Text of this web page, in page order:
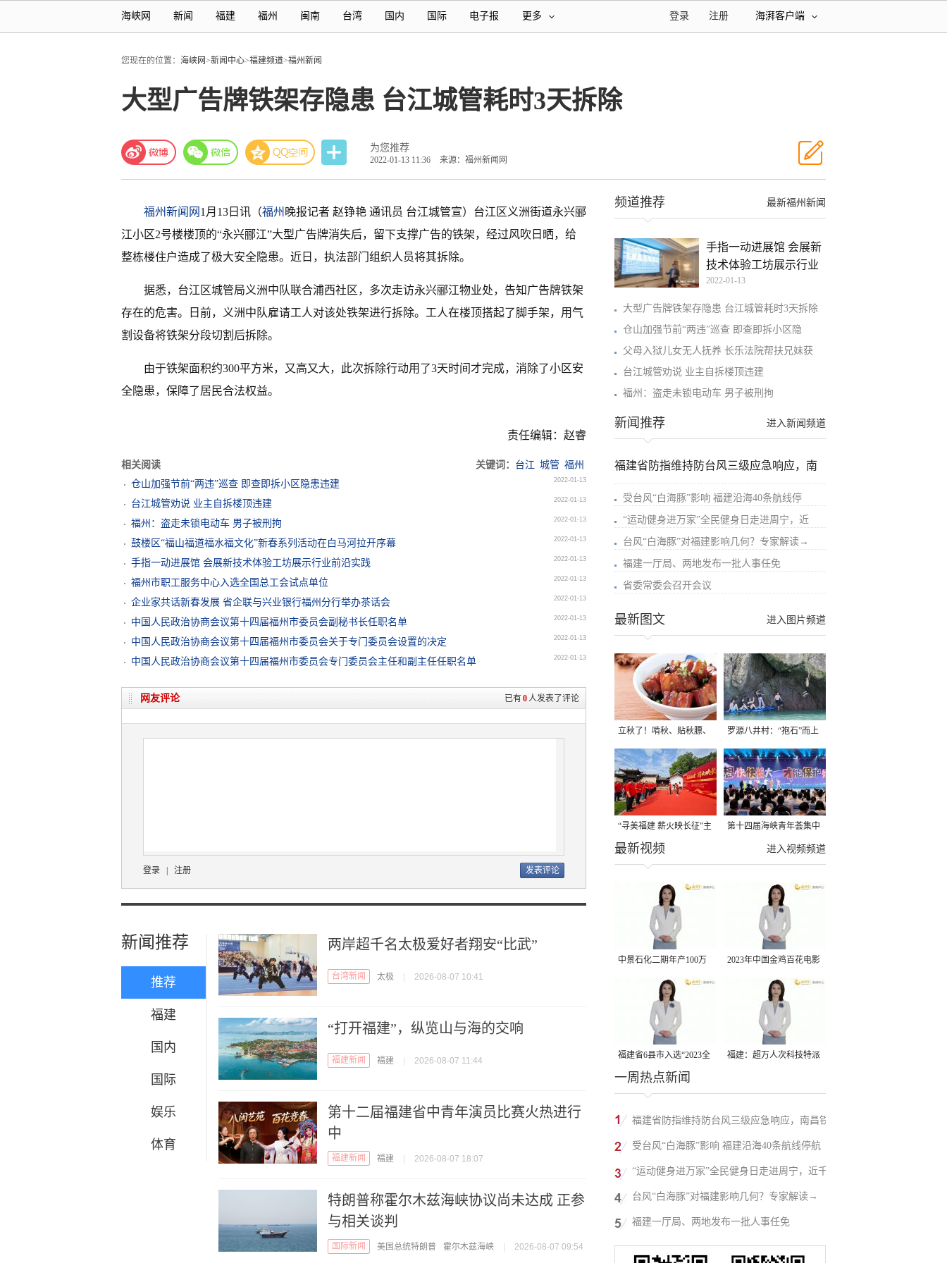
海峡网 新闻 福建 福州 闽南 台湾 国内 国际 电子报 更多 海湃客户端
注册
登录
您现在的位置： 海峡网>新闻中心>福建频道>福州新闻
大型广告牌铁架存隐患 台江城管耗时3天拆除
为您推荐
2022-01-13 11:36 来源：福州新闻网
福州新闻网 1月13日讯（福州 晚报记者 赵铮艳 通讯员 台江城管宣）台江区义洲街道永兴郦
江小区2号楼楼顶的“永兴郦江”大型广告牌消失后，留下支撑广告的铁架，经过风吹日晒，给
整栋楼住户造成了极大安全隐患。近日，执法部门组织人员将其拆除。
据悉，台江区城管局义洲中队联合浦西社区，多次走访永兴郦江物业处，告知广告牌铁架
存在的危害。日前，义洲中队雇请工人对该处铁架进行拆除。工人在楼顶搭起了脚手架，用气
割设备将铁架分段切割后拆除。
由于铁架面积约300平方米，又高又大，此次拆除行动用了3天时间才完成，消除了小区安
全隐患，保障了居民合法权益。
责任编辑：赵睿
相关阅读 关键词： 台江 城管 福州
仓山加强节前“两违”巡查 即查即拆小区隐患违建
2022-01-13
台江城管劝说 业主自拆楼顶违建 2022-01-13
福州：盗走未锁电动车 男子被刑拘 2022-01-13
鼓楼区“福山福道福水福文化”新春系列活动在白马河拉开序幕 2022-01-13
手指一动进展馆 会展新技术体验工坊展示行业前沿实践 2022-01-13
福州市职工服务中心入选全国总工会试点单位 2022-01-13
企业家共话新春发展 省企联与兴业银行福州分行举办茶话会 2022-01-13
中国人民政治协商会议第十四届福州市委员会副秘书长任职名单 2022-01-13
中国人民政治协商会议第十四届福州市委员会关于专门委员会设置的决定 2022-01-13
中国人民政治协商会议第十四届福州市委员会专门委员会主任和副主任任职名单 2022-01-13
已有0人发表了评论
网友评论
登录 注册
新闻推荐
推荐
福建
国内
国际
娱乐
体育
两岸超千名太极爱好者翔安“比武”
台湾新闻 太极 2026-08-07 10:41
“打开福建”，纵览山与海的交响
福建新闻 福建 2026-08-07 11:44
第十二届福建省中青年演员比赛火热进行
中
福建新闻 福建 2026-08-07 18:07
特朗普称霍尔木兹海峡协议尚未达成 正参
与相关谈判
国际新闻 美国总统特朗普 霍尔木兹海峡 2026-08-07 09:54
最新福州新闻
频道推荐
手指一动进展馆 会展新
技术体验工坊展示行业
2022-01-13
大型广告牌铁架存隐患 台江城管耗时3天拆除
仓山加强节前“两违”巡查 即查即拆小区隐
父母入狱儿女无人抚养 长乐法院帮扶兄妹获
台江城管劝说 业主自拆楼顶违建
福州：盗走未锁电动车 男子被刑拘
进入新闻频道
新闻推荐
福建省防指维持防台风三级应急响应，南
受台风“白海豚”影响 福建沿海40条航线停
“运动健身进万家”全民健身日走进周宁，近
台风“白海豚”对福建影响几何？专家解读→
福建一厅局、两地发布一批人事任免
省委常委会召开会议
进入图片频道
最新图文
立秋了！啃秋、贴秋膘、
晒秋，福建人这样过才够
味→
罗源八井村：“抱石”而上
“寻美福建 薪火映长征”主
题活动在龙岩长汀启动
第十四届海峡青年荟集中
阶段活动在福州举行
进入视频频道
最新视频
中景石化二期年产100万
吨丙烷脱氢项目建成中交
2023年中国金鸡百花电影
节有福电影巡展31日启动
福建省6县市入选“2023全
国县域发展潜力百强县”
福建：超万人次科技特派
一周热点新闻
福建省防指维持防台风三级应急响应，南昌铁
路停运部分旅客列车→
受台风“白海豚”影响 福建沿海40条航线停航
“运动健身进万家”全民健身日走进周宁，近千
人徒步云端
台风“白海豚”对福建影响几何？专家解读→
福建一厅局、两地发布一批人事任免